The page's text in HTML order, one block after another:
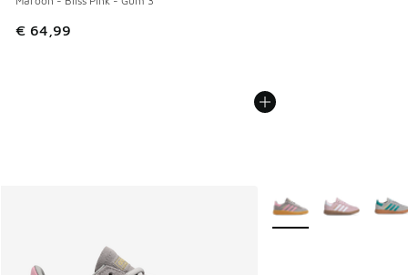
€ 64,99
Plus de couleurs